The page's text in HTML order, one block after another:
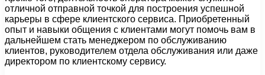
отличной отправной точкой для построения успешной
карьеры в сфере клиентского сервиса. Приобретенный
опыт и навыки общения с клиентами могут помочь вам в
дальнейшем стать менеджером по обслуживанию
клиентов, руководителем отдела обслуживания или даже
директором по клиентскому сервису.